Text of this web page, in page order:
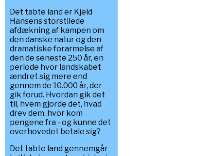
Det tabte land er Kjeld
Hansens storstilede
afdækning af kampen om
den danske natur og den
dramatiske forarmelse af
den de seneste 250 år, en
periode hvor landskabet
ændret sig mere end
gennem de 10.000 år, der
gik forud. Hvordan gik det
til, hvem gjorde det, hvad
drev dem, hvor kom
pengene fra - og kunne det
overhovedet betale sig?
Det tabte land gennemgår